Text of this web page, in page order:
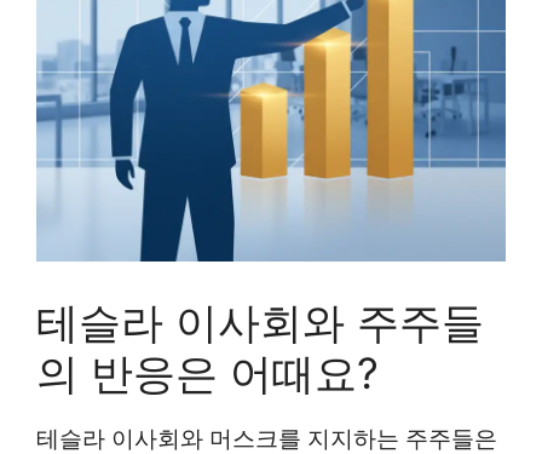
테슬라 이사회와 주주들
의 반응은 어때요?
테슬라 이사회와 머스크를 지지하는 주주들은